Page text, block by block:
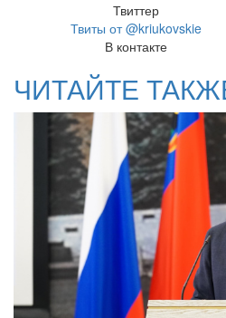
Твиттер
Твиты от @kriukovskie
В контакте
ЧИТАЙТЕ